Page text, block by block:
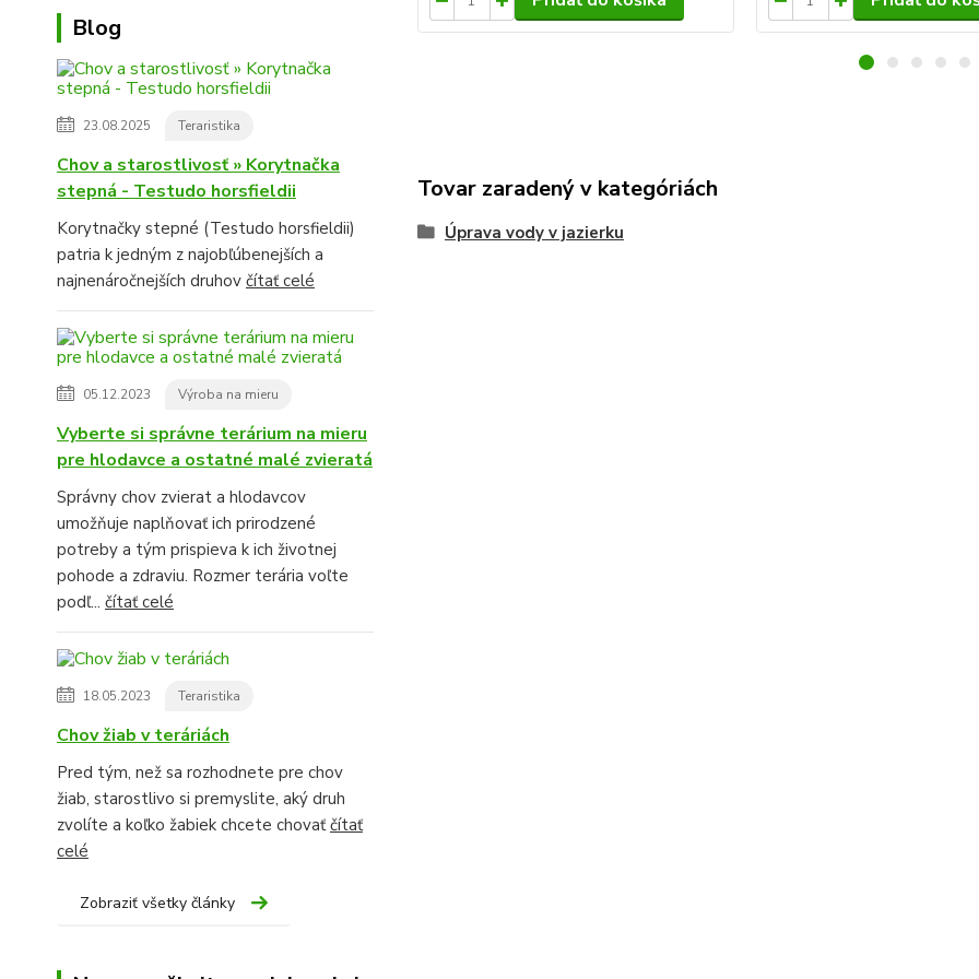
Blog
23.08.2025 Teraristika
Chov a starostlivosť » Korytnačka
stepná - Testudo horsfieldii
Korytnačky stepné (Testudo horsfieldii)
patria k jedným z najobľúbenejších a
najnenáročnejších druhov čítať celé
05.12.2023 Výroba na mieru
Vyberte si správne terárium na mieru
pre hlodavce a ostatné malé zvieratá
Správny chov zvierat a hlodavcov
umožňuje naplňovať ich prirodzené
potreby a tým prispieva k ich životnej
pohode a zdraviu. Rozmer terária voľte
podľ... čítať celé
18.05.2023 Teraristika
Chov žiab v teráriách
Pred tým, než sa rozhodnete pre chov
žiab, starostlivo si premyslite, aký druh
zvolíte a koľko žabiek chcete chovaťčítať
celé
Zobraziť všetky články
Tovar zaradený v kategóriách
Úprava vody v jazierku